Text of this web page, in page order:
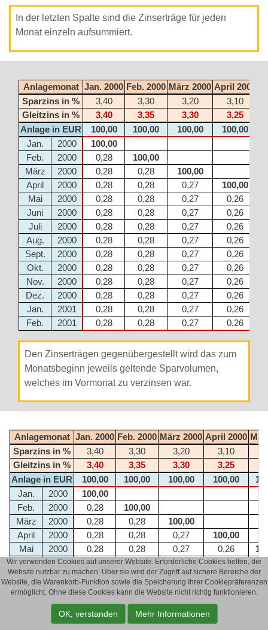
In der letzten Spalte sind die Zinserträge für jeden
Monat einzeln aufsummiert.
Anlagemonat Jan. 2000 Feb. 2000 März 2000 April 2000
Sparzins in %
3,40 3,30 3,20
3,10
Gleitzins in %
3,40 3,35 3,30
3,25
Anlage in EUR
100,00 100,00 100,00 100,00
Jan.
2000
100,00
Feb.
2000 0,28
100,00
März
2000 0,28 0,28
100,00
April
2000 0,28 0,28 0,27
100,00
Mai
2000 0,28 0,28 0,27 0,26
Juni
2000 0,28 0,28 0,27
0,26
Juli
2000 0,28 0,28 0,27
0,26
Aug.
2000 0,28 0,28 0,27
0,26
Sept.
2000 0,28 0,28 0,27
0,26
Okt.
2000 0,28 0,28 0,27
0,26
Nov.
2000 0,28 0,28 0,27
0,26
Dez.
2000 0,28 0,28 0,27
0,26
Jan.
2001 0,28 0,28 0,27
0,26
Feb.
2001 0,28 0,28 0,27 0,26
Den Zinserträgen gegenübergestellt wird das zum
Monatsbeginn jeweils geltende Sparvolumen,
welches im Vormonat zu verzinsen war.
Anlagemonat Jan. 2000 Feb. 2000 März 2000 April 2000 Mai
Sparzins in %
3,40 3,30 3,20 3,10
Gleitzins in %
3,40 3,35 3,30 3,25
Anlage in EUR
100,00 100,00 100,00 100,00
Jan.
2000
100,00
Feb.
2000 0,28
100,00
März
2000 0,28 0,28
100,00
April
2000 0,28 0,28 0,27
100,00
Mai
2000 0,28 0,28 0,27 0,26
Juni
2000 0,28 0,28 0,27 0,26
Juli
2000 0,28 0,28 0,27 0,26
Aug.
2000 0,28 0,28 0,27 0,26
2000 0,28 0,28 0,27
2000 0,28 0,28 0,27
Wir verwenden Cookies auf unserer Website. Erforderliche Cookies helfen, die
Website nutzbar zu machen. Über sie wird der Zugriff auf sichere Bereiche der
Website, die Warenkorb-Funktion sowie die Speicherung Ihrer Cookiepräferenzen
ermöglicht. Ohne diese Cookies kann die Website nicht richtig funktionieren.
OK, verstanden Mehr Informationen